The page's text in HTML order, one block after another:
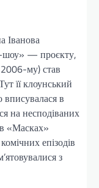
Іванова
шоу» — проєкту,
му) став
її клоунський
вписувалася в
на несподіваних
в «Масках»
епізодів
з